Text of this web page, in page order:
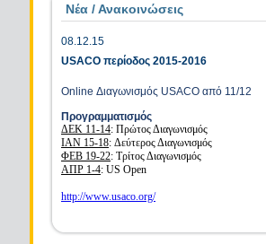
Νέα / Ανακοινώσεις
08.12.15
USACO περίοδος 2015-2016
Online Διαγωνισμός USACO από 11/12
Προγραμματισμός
ΔΕΚ 11-14: Πρώτος Διαγωνισμός
ΙΑΝ 15-18: Δεύτερος Διαγωνισμός
ΦΕΒ 19-22: Τρίτος Διαγωνισμός
ΑΠΡ 1-4: US Open
http://www.usaco.org/